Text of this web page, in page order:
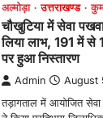
अल्मोड़ा उत्तराखण्ड
मानिला देवी मंदिर में
दिवस धूमधाम से
राज्य मंत्री कैलाश पंत
Admin August
रानीखेत। मानिला देवी